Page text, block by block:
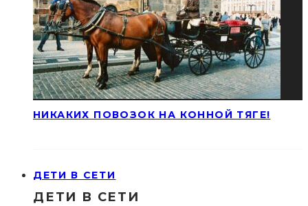
НИКАКИХ ПОВОЗОК НА КОННОЙ ТЯГЕ!
ДЕТИ В СЕТИ
ДЕТИ В СЕТИ